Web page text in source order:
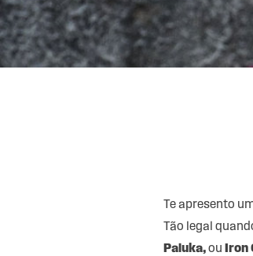
Te apresento
Tão legal
Paluka,ou Iron